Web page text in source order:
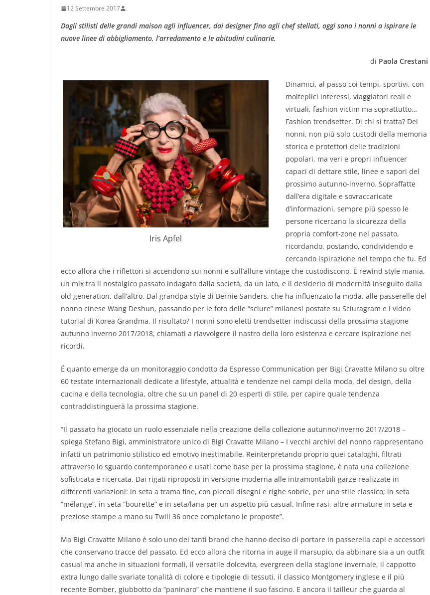
12 Settembre 2017 .
Dagli stilisti delle grandi maison agli influencer, dai designer fino agli chef stellati, oggi sono i nonni a ispirare le
nuove linee di abbigliamento, l’arredamento e le abitudini culinarie.
di Paola Crestani
Iris Apfel
Dinamici, al passo coi tempi, sportivi, con
molteplici interessi, viaggiatori reali e
virtuali, fashion victim ma soprattutto…
Fashion trendsetter. Di chi si tratta? Dei
nonni, non più solo custodi della memoria
storica e protettori delle tradizioni
popolari, ma veri e propri influencer
capaci di dettare stile, linee e sapori del
prossimo autunno-inverno. Sopraffatte
dall’era digitale e sovraccaricate
d’informazioni, sempre più spesso le
persone ricercano la sicurezza della
propria comfort-zone nel passato,
ricordando, postando, condividendo e
cercando ispirazione nel tempo che fu. Ed
ecco allora che i riflettori si accendono sui nonni e sull’allure vintage che custodiscono. È rewind style mania,
un mix tra il nostalgico passato indagato dalla società, da un lato, e il desiderio di modernità inseguito dalla
old generation, dall’altro. Dal grandpa style di Bernie Sanders, che ha influenzato la moda, alle passerelle del
nonno cinese Wang Deshun, passando per le foto delle “sciure” milanesi postate su Sciuragram e i video
tutorial di Korea Grandma. Il risultato? I nonni sono eletti trendsetter indiscussi della prossima stagione
autunno inverno 2017/2018, chiamati a riavvolgere il nastro della loro esistenza e cercare ispirazione nei
ricordi.
É quanto emerge da un monitoraggio condotto da Espresso Communication per Bigi Cravatte Milano su oltre
60 testate internazionali dedicate a lifestyle, attualità e tendenze nei campi della moda, del design, della
cucina e della tecnologia, oltre che su un panel di 20 esperti di stile, per capire quale tendenza
contraddistinguerà la prossima stagione.
“Il passato ha giocato un ruolo essenziale nella creazione della collezione autunno/inverno 2017/2018 –
spiega Stefano Bigi, amministratore unico di Bigi Cravatte Milano – I vecchi archivi del nonno rappresentano
infatti un patrimonio stilistico ed emotivo inestimabile. Reinterpretando proprio quei cataloghi, filtrati
attraverso lo sguardo contemporaneo e usati come base per la prossima stagione, è nata una collezione
sofisticata e ricercata. Dai rigati riproposti in versione moderna alle intramontabili garze realizzate in
differenti variazioni: in seta a trama fine, con piccoli disegni e righe sobrie, per uno stile classico; in seta
“mélange”, in seta “bourette” e in seta/lana per un aspetto più casual. Infine rasi, altre armature in seta e
preziose stampe a mano su Twill 36 once completano le proposte”.
Ma Bigi Cravatte Milano è solo uno dei tanti brand che hanno deciso di portare in passerella capi e accessori
che conservano tracce del passato. Ed ecco allora che ritorna in auge il marsupio, da abbinare sia a un outfit
casual ma anche in situazioni formali, il versatile dolcevita, evergreen della stagione invernale, il cappotto
extra lungo dalle svariate tonalità di colore e tipologie di tessuti, il classico Montgomery inglese e il più
recente Bomber, giubbotto da “paninaro” che mantiene il suo fascino. E ancora il tailleur che guarda al